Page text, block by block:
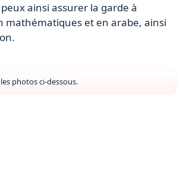
ainsi assurer la garde à
mathématiques et en arabe, ainsi
photos ci-dessous.